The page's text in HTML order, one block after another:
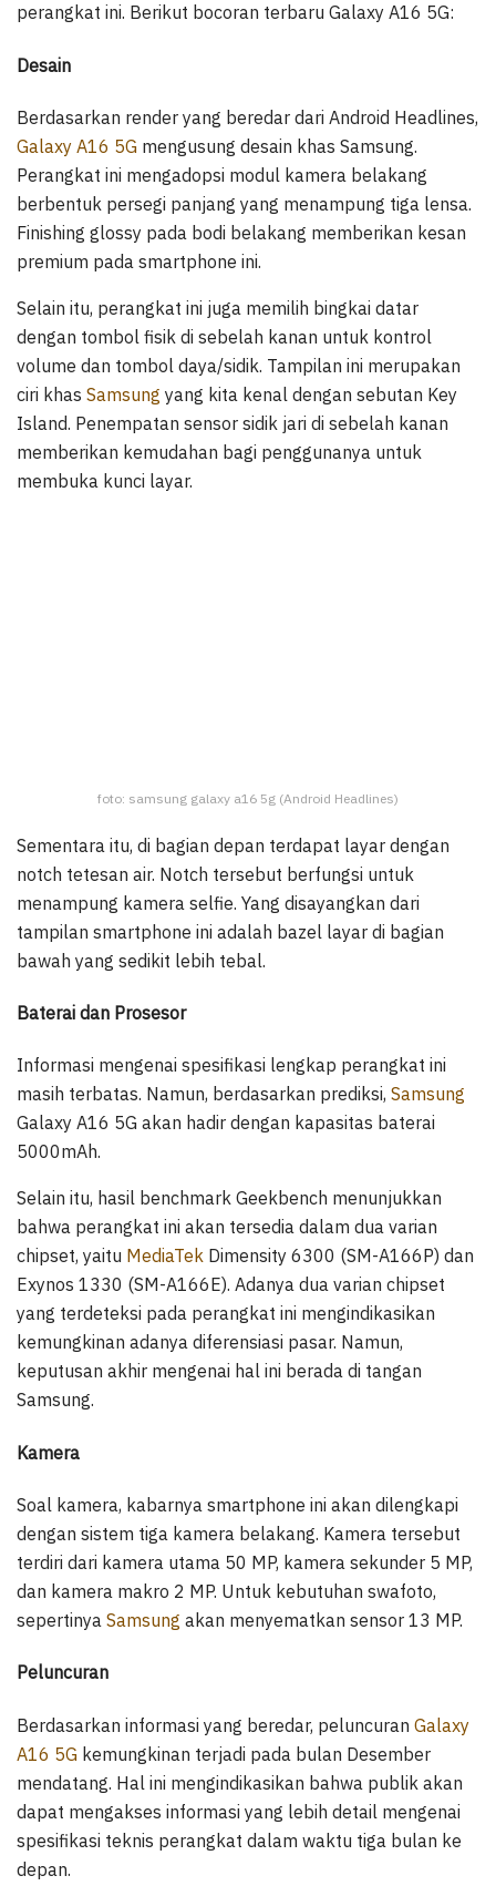
perangkat ini. Berikut bocoran terbaru Galaxy A16 5G:
Desain
Berdasarkan render yang beredar dari Android Headlines,
Galaxy A16 5G mengusung desain khas Samsung.
Perangkat ini mengadopsi modul kamera belakang
berbentuk persegi panjang yang menampung tiga lensa.
Finishing glossy pada bodi belakang memberikan kesan
premium pada smartphone ini.
Selain itu, perangkat ini juga memilih bingkai datar
dengan tombol fisik di sebelah kanan untuk kontrol
volume dan tombol daya/sidik. Tampilan ini merupakan
ciri khas Samsung yang kita kenal dengan sebutan Key
Island. Penempatan sensor sidik jari di sebelah kanan
memberikan kemudahan bagi penggunanya untuk
membuka kunci layar.
foto: samsung galaxy a16 5g (Android Headlines)
Sementara itu, di bagian depan terdapat layar dengan
notch tetesan air. Notch tersebut berfungsi untuk
menampung kamera selfie. Yang disayangkan dari
tampilan smartphone ini adalah bazel layar di bagian
bawah yang sedikit lebih tebal.
Baterai dan Prosesor
Informasi mengenai spesifikasi lengkap perangkat ini
masih terbatas. Namun, berdasarkan prediksi, Samsung
Galaxy A16 5G akan hadir dengan kapasitas baterai
5000mAh.
Selain itu, hasil benchmark Geekbench menunjukkan
bahwa perangkat ini akan tersedia dalam dua varian
chipset, yaitu MediaTek Dimensity 6300 (SM-A166P) dan
Exynos 1330 (SM-A166E). Adanya dua varian chipset
yang terdeteksi pada perangkat ini mengindikasikan
kemungkinan adanya diferensiasi pasar. Namun,
keputusan akhir mengenai hal ini berada di tangan
Samsung.
Kamera
Soal kamera, kabarnya smartphone ini akan dilengkapi
dengan sistem tiga kamera belakang. Kamera tersebut
terdiri dari kamera utama 50 MP, kamera sekunder 5 MP,
dan kamera makro 2 MP. Untuk kebutuhan swafoto,
sepertinya Samsung akan menyematkan sensor 13 MP.
Peluncuran
Berdasarkan informasi yang beredar, peluncuran Galaxy
A16 5G kemungkinan terjadi pada bulan Desember
mendatang. Hal ini mengindikasikan bahwa publik akan
dapat mengakses informasi yang lebih detail mengenai
spesifikasi teknis perangkat dalam waktu tiga bulan ke
depan.